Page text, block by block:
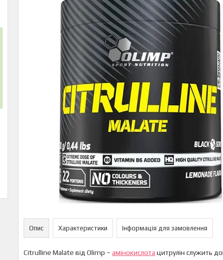
Опис Характеристики Інформація для замовлення
Сitrulline Malate від Olimp – амінокислота цитрулін служить